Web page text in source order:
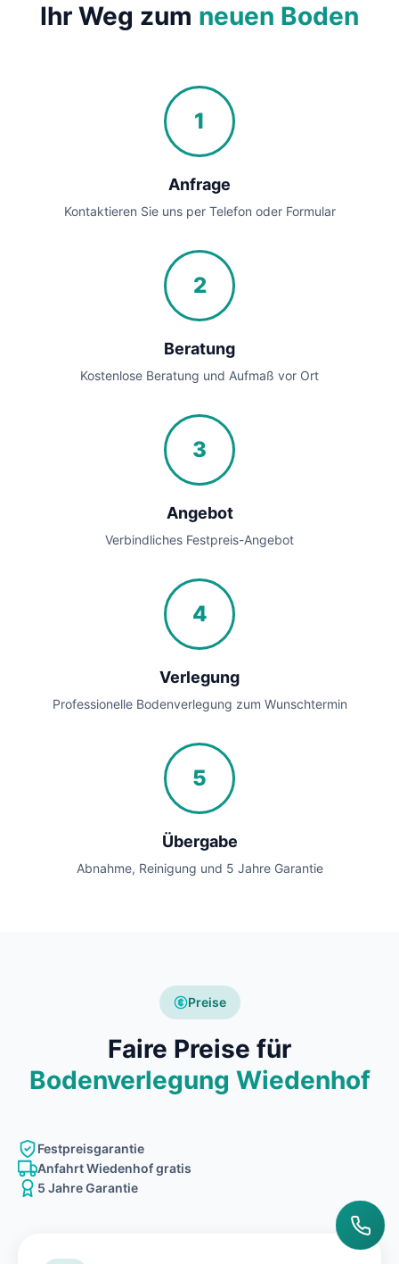
Ihr Weg zum neuen Boden
1
Anfrage
Kontaktieren Sie uns per Telefon oder Formular
2
Beratung
Kostenlose Beratung und Aufmaß vor Ort
3
Angebot
Verbindliches Festpreis-Angebot
4
Verlegung
Professionelle Bodenverlegung zum Wunschtermin
5
Übergabe
Abnahme, Reinigung und 5 Jahre Garantie
Preise
Faire Preise für
Bodenverlegung Wiedenhof
Festpreisgarantie
Anfahrt Wiedenhof gratis
5 Jahre Garantie